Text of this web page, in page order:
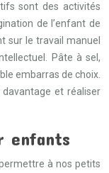
sont des activités
de l’enfant de
sur le travail manuel
Pâte à sel,
embarras de choix.
davantage et réaliser
enfants
à nos petits